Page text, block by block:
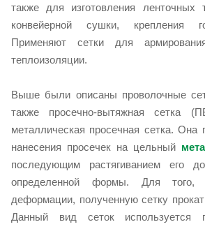
также для изготовления ленточных
конвейерной сушки, крепления
Применяют сетки для
теплоизоляции.
Выше были описаны проволочные
также просечно-вытяжная сетка
металлическая просечная сетка. Она
нанесения просечек на цельный
последующим растягиванием его
определенной формы. Для того,
деформации, полученную сетку
Данный вид сеток используется